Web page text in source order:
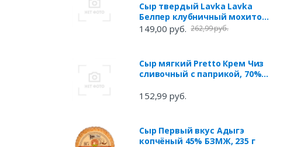
Сыр твердый Lavka Lavka
Белпер клубничный мохито
45% БЗМЖ, 65 г
149,00 руб. 262,99 руб.
Сыр мягкий Pretto Крем Чиз
сливочный с паприкой, 70%
152,99 руб.
Сыр Первый вкус Адыгэ
копчёный 45% БЗМЖ, 235 г